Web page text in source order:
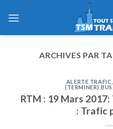
ARCHIVES PAR
ALERTE TRAFIC
(TERMINER) ,BUS
RTM : 19 Mars
: Trafic